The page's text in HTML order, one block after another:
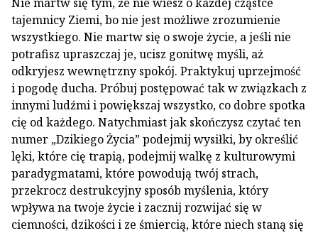
tajemnicy Ziemi, bo nie jest możliwe zrozumienie
wszystkiego. Nie martw się o swoje życie, a jeśli nie
potrafisz upraszczaj je, ucisz gonitwę myśli, aż
odkryjesz wewnętrzny spokój. Praktykuj uprzejmość
i pogodę ducha. Próbuj postępować tak w związkach z
innymi ludźmi i powiększaj wszystko, co dobre spotka
cię od każdego. Natychmiast jak skończysz czytać ten
numer „Dzikiego Życia” podejmij wysiłki, by określić
lęki, które cię trapią, podejmij walkę z kulturowymi
paradygmatami, które powodują twój strach,
przekrocz destrukcyjny sposób myślenia, który
wpływa na twoje życie i zacznij rozwijać się w
ciemności, dzikości i ze śmiercią, które niech staną się